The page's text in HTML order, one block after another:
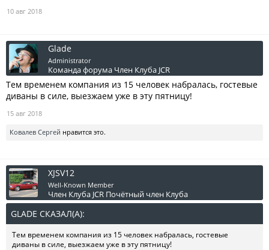
10 авг 2018
Glade
Administrator
Команда форума Член Клуба JCR
Тем временем компания из 15 человек набралась, гостевые
диваны в силе, выезжаем уже в эту пятницу!
15 авг 2018
Ковалев Сергей нравится это.
XJSV12
Well-Known Member
Член Клуба JCR Почётный член Клуба
GLADE СКАЗАЛ(А):
Тем временем компания из 15 человек набралась, гостевые
диваны в силе, выезжаем уже в эту пятницу!